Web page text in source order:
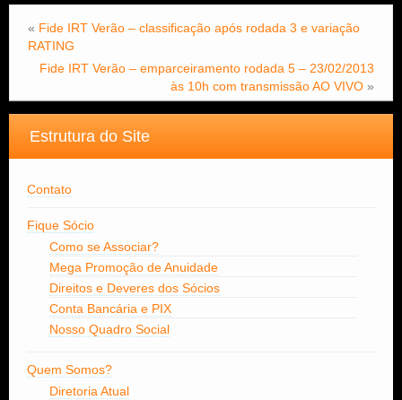
« Fide IRT Verão – classificação após rodada 3 e variação
RATING
Fide IRT Verão – emparceiramento rodada 5 – 23/02/2013
às 10h com transmissão AO VIVO »
Estrutura do Site
Contato
Fique Sócio
Como se Associar?
Mega Promoção de Anuidade
Direitos e Deveres dos Sócios
Conta Bancária e PIX
Nosso Quadro Social
Quem Somos?
Diretoria Atual